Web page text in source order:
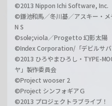
©2013 Nippon Ichi Software, Inc.
©鎌池和馬／冬川基／アスキー・メ
N S
©sole;viola／Progetto 幻影太陽
©Index Corporation/「デビルサバ
©2013 ひろやまひろし・TYPE-
ヤ」製作委員会
©Project wooser 2
©Project シンフォギアＧ
©2013 プロジェクトラブライブ！